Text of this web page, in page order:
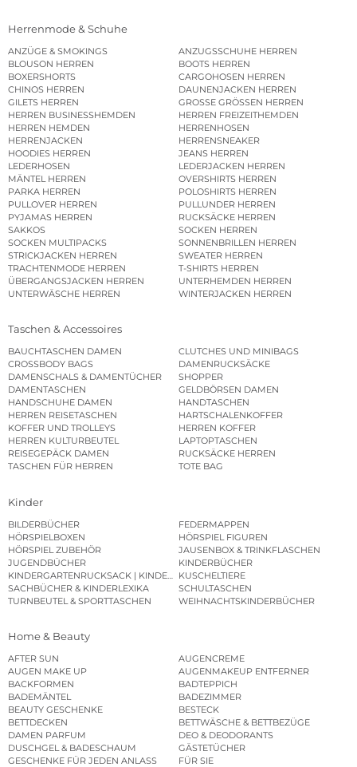
Herrenmode & Schuhe
ANZÜGE & SMOKINGS
ANZUGSSCHUHE HERREN
BLOUSON HERREN
BOOTS HERREN
BOXERSHORTS
CARGOHOSEN HERREN
CHINOS HERREN
DAUNENJACKEN HERREN
GILETS HERREN
GROSSE GRÖSSEN HERREN
HERREN BUSINESSHEMDEN
HERREN FREIZEITHEMDEN
HERREN HEMDEN
HERRENHOSEN
HERRENJACKEN
HERRENSNEAKER
HOODIES HERREN
JEANS HERREN
LEDERHOSEN
LEDERJACKEN HERREN
MÄNTEL HERREN
OVERSHIRTS HERREN
PARKA HERREN
POLOSHIRTS HERREN
PULLOVER HERREN
PULLUNDER HERREN
PYJAMAS HERREN
RUCKSÄCKE HERREN
SAKKOS
SOCKEN HERREN
SOCKEN MULTIPACKS
SONNENBRILLEN HERREN
STRICKJACKEN HERREN
SWEATER HERREN
TRACHTENMODE HERREN
T-SHIRTS HERREN
ÜBERGANGSJACKEN HERREN
UNTERHEMDEN HERREN
UNTERWÄSCHE HERREN
WINTERJACKEN HERREN
Taschen & Accessoires
BAUCHTASCHEN DAMEN
CLUTCHES UND MINIBAGS
CROSSBODY BAGS
DAMENRUCKSÄCKE
DAMENSCHALS & DAMENTÜCHER
SHOPPER
DAMENTASCHEN
GELDBÖRSEN DAMEN
HANDSCHUHE DAMEN
HANDTASCHEN
HERREN REISETASCHEN
HARTSCHALENKOFFER
KOFFER UND TROLLEYS
HERREN KOFFER
HERREN KULTURBEUTEL
LAPTOPTASCHEN
REISEGEPÄCK DAMEN
RUCKSÄCKE HERREN
TASCHEN FÜR HERREN
TOTE BAG
Kinder
BILDERBÜCHER
FEDERMAPPEN
HÖRSPIELBOXEN
HÖRSPIEL FIGUREN
HÖRSPIEL ZUBEHÖR
JAUSENBOX & TRINKFLASCHEN
JUGENDBÜCHER
KINDERBÜCHER
KINDERGARTENRUCKSACK | KINDERGARTENBEUTEL
KUSCHELTIERE
SACHBÜCHER & KINDERLEXIKA
SCHULTASCHEN
TURNBEUTEL & SPORTTASCHEN
WEIHNACHTSKINDERBÜCHER
Home & Beauty
AFTER SUN
AUGENCREME
AUGEN MAKE UP
AUGENMAKEUP ENTFERNER
BACKFORMEN
BADTEPPICH
BADEMÄNTEL
BADEZIMMER
BEAUTY GESCHENKE
BESTECK
BETTDECKEN
BETTWÄSCHE & BETTBEZÜGE
DAMEN PARFUM
DEO & DEODORANTS
DUSCHGEL & BADESCHAUM
GÄSTETÜCHER
GESCHENKE FÜR JEDEN ANLASS
FÜR SIE